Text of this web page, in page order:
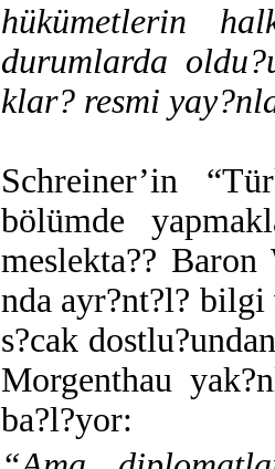
hükümetlerin
durumlarda
klar? resmi
Schreiner’in
bölümde
meslekta??
nda ayr?nt?l? bilgi
s?cak
Morgenthau
ba?l?yor: